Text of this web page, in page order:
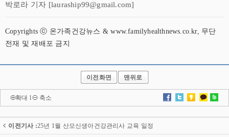
박로라 기자 [lauraship99@gmail.com]
Copyrights ⓒ 온가족건강뉴스 & www.familyhealthnews.co.kr, 무단
전재 및 재배포 금지
이전화면 맨위로
확대 l 축소
이전기사 :25년 1월 산모신생아건강관리사 교육 일정